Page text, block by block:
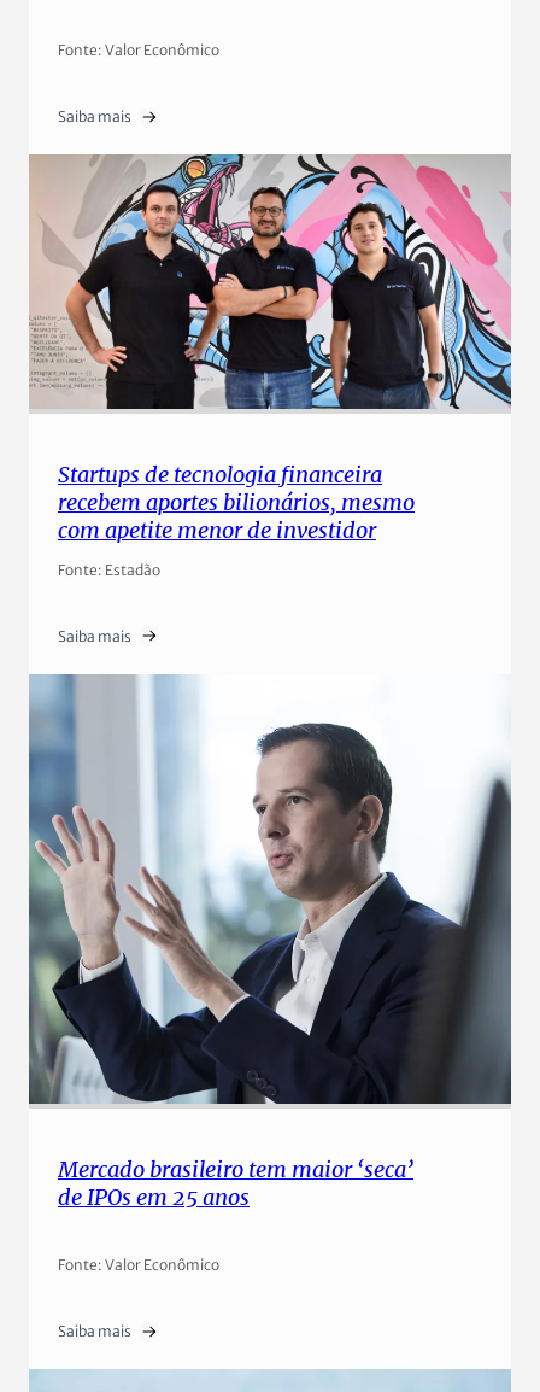
Fonte: Valor Econômico
Saiba mais
Startups de tecnologia financeira
recebem aportes bilionários, mesmo
com apetite menor de investidor
Fonte: Estadão
Saiba mais
Mercado brasileiro tem maior ‘seca’
de IPOs em 25 anos
Fonte: Valor Econômico
Saiba mais